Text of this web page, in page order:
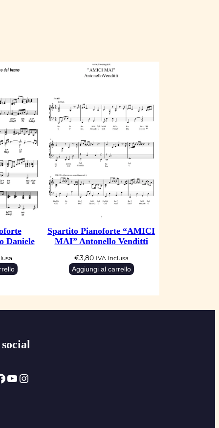
Daniele
Spartito Pianoforte “AMICI
MAI” Antonello Venditti
€3,80 IVA Inclusa
Aggiungi al carrello
YouTube Instagram